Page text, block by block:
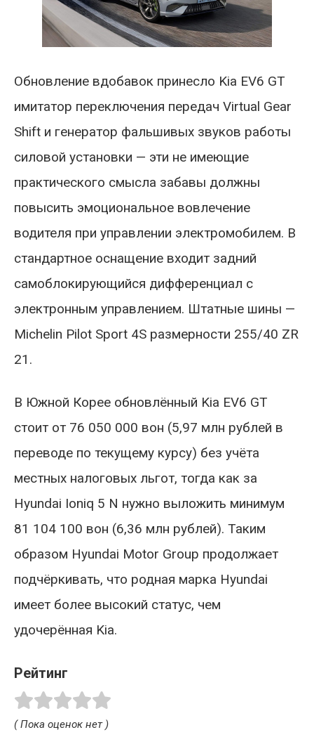
Обновление вдобавок принесло Kia EV6 GT
имитатор переключения передач Virtual Gear
Shift и генератор фальшивых звуков работы
силовой установки — эти не имеющие
практического смысла забавы должны
повысить эмоциональное вовлечение
водителя при управлении электромобилем. В
стандартное оснащение входит задний
самоблокирующийся дифференциал с
электронным управлением. Штатные шины —
Michelin Pilot Sport 4S размерности 255/40 ZR
21.
В Южной Корее обновлённый Kia EV6 GT
стоит от 76 050 000 вон (5,97 млн рублей в
переводе по текущему курсу) без учёта
местных налоговых льгот, тогда как за
Hyundai Ioniq 5 N нужно выложить минимум
81 104 100 вон (6,36 млн рублей). Таким
образом Hyundai Motor Group продолжает
подчёркивать, что родная марка Hyundai
имеет более высокий статус, чем
удочерённая Kia.
Рейтинг
( Пока оценок нет )